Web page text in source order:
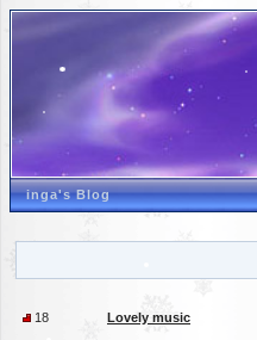
inga's Blog
18 Lovely music